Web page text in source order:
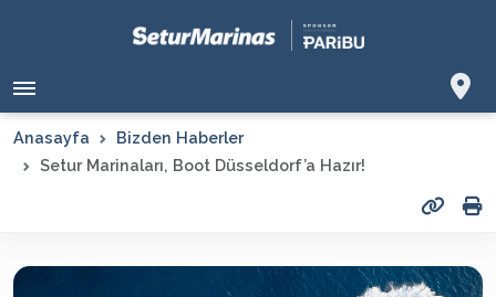
Anasayfa
Bizden Haberler
Setur Marinaları, Boot Düsseldorf’a Hazır!